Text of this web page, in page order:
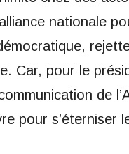
nationale
Car, pour le
de
pour s’éterniser